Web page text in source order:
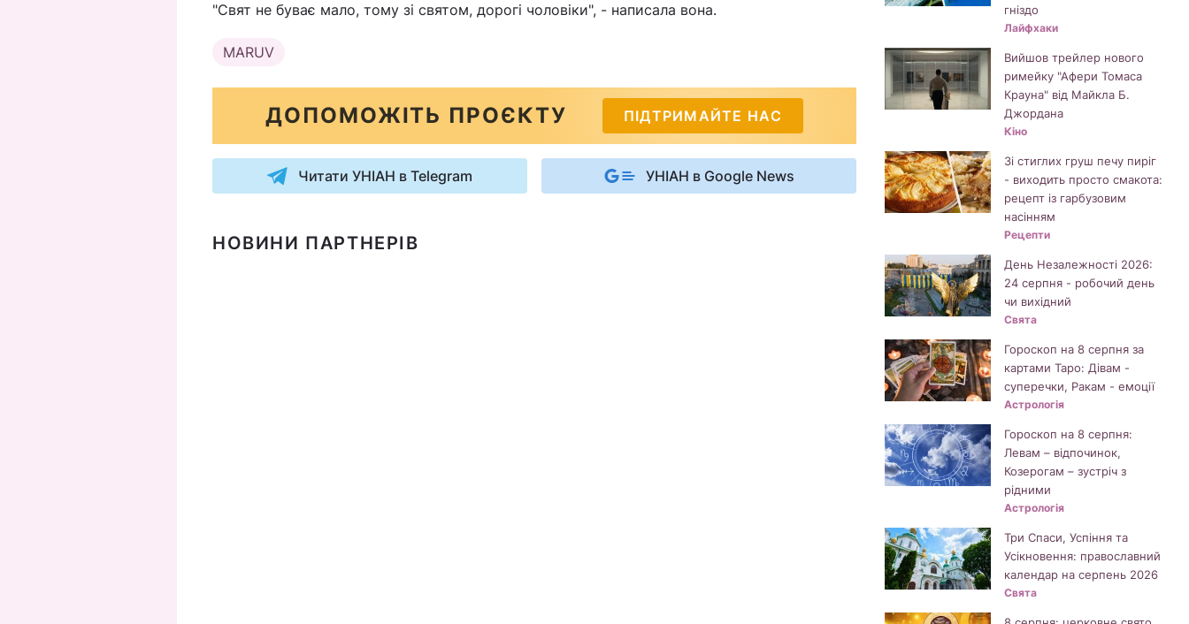
"Свят не буває мало, тому зі святом, дорогі чоловіки", - написала вона.
MARUV
ДОПОМОЖІТЬ ПРОЄКТУ ПІДТРИМАЙТЕ НАС
Читати УНІАН в Telegram УНІАН в Google News
НОВИНИ ПАРТНЕРІВ
гніздо
Лайфхаки
Вийшов трейлер нового
римейку "Афери Томаса
Крауна" від Майкла Б.
Джордана
Кіно
Зі стиглих груш печу пиріг
- виходить просто смакота:
рецепт із гарбузовим
насінням
Рецепти
День Незалежності 2026:
24 серпня - робочий день
чи вихідний
Свята
Гороскоп на 8 серпня за
картами Таро: Дівам -
суперечки, Ракам - емоції
Астрологія
Гороскоп на 8 серпня:
Левам – відпочинок,
Козерогам – зустріч з
рідними
Астрологія
Три Спаси, Успіння та
Усікновення: православний
календар на серпень 2026
Свята